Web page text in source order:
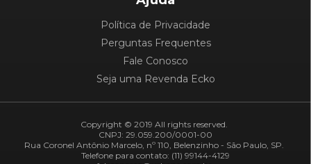
Política de Privacidade
Perguntas Frequentes
Fale Conosco
Seja uma Revenda Ecko
Copyright © 2019 All rights reserved.
CNPJ: 29.059.200/0001-00
Rua Coronel Antônio Marcelo, nº 110, Belenzinho - São Paulo, SP.
Telefone para contato: (11) 99144-4129